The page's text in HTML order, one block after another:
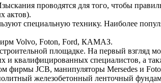
проводятся для того, чтобы
актов).
специальную технику. Наиболее
Volvo, Foton, Ford, КАМАЗ.
площадке. На первый взгляд
и квалифицированных специалистов, а
фирмы JCB, манипуляторы Mersedes и
железобетонный ленточный